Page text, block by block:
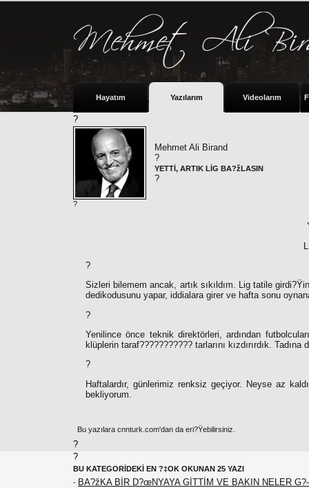
Hayatım Yazılarım Videolarım
?
Mehmet Ali Birand
?
YETTİ, ARTIK LİG BA?žLASIN
?
?
?
Sizleri bilemem ancak, artık sıkıldım. Lig tatile
dedikodusunu yapar, iddialara girer ve hafta sonu
?
Yenilince önce teknik direktörleri, ardından
klüplerin taraf??????????? tarlarını kızdırırdık. Tadına
?
Haftalardır, günlerimiz renksiz geçiyor. Neyse az
bekliyorum.
Bu yazılara cnnturk.com'dan da eri?Ÿebilirsiniz.
?
?
BU KATEGORİDEKİ EN ?‡OK OKUNAN 25 YAZI
- BA?žKA BİR D?œNYAYA GİTTİM VE BAKIN NELER